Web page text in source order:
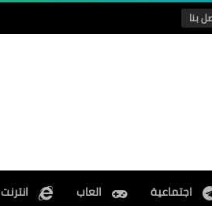
بنا
اجتماعية العاب انترنت